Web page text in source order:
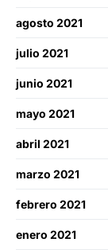
agosto 2021
julio 2021
junio 2021
mayo 2021
abril 2021
marzo 2021
febrero 2021
enero 2021